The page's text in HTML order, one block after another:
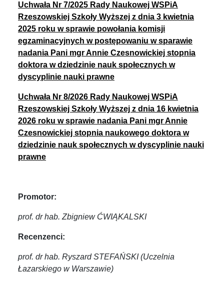
Uchwała Nr 7/2025 Rady Naukowej WSPiA
Rzeszowskiej Szkoły Wyższej z dnia 3 kwietnia
2025 roku w sprawie powołania komisji
egzaminacyjnych w postępowaniu w sparawie
nadania Pani mgr Annie Czesnowickiej stopnia
doktora w dziedzinie nauk społecznych w
dyscyplinie nauki prawne
Uchwała Nr 8/2026 Rady Naukowej WSPiA
Rzeszowskiej Szkoły Wyższej z dnia 16 kwietnia
2026 roku w sprawie nadania Pani mgr Annie
Czesnowickiej stopnia naukowego doktora w
dziedzinie nauk społecznych w dyscyplinie nauki
prawne
Promotor:
prof. dr hab. Zbigniew ĆWIĄKALSKI
Recenzenci:
prof. dr hab. Ryszard STEFAŃSKI (Uczelnia
Łazarskiego w Warszawie)